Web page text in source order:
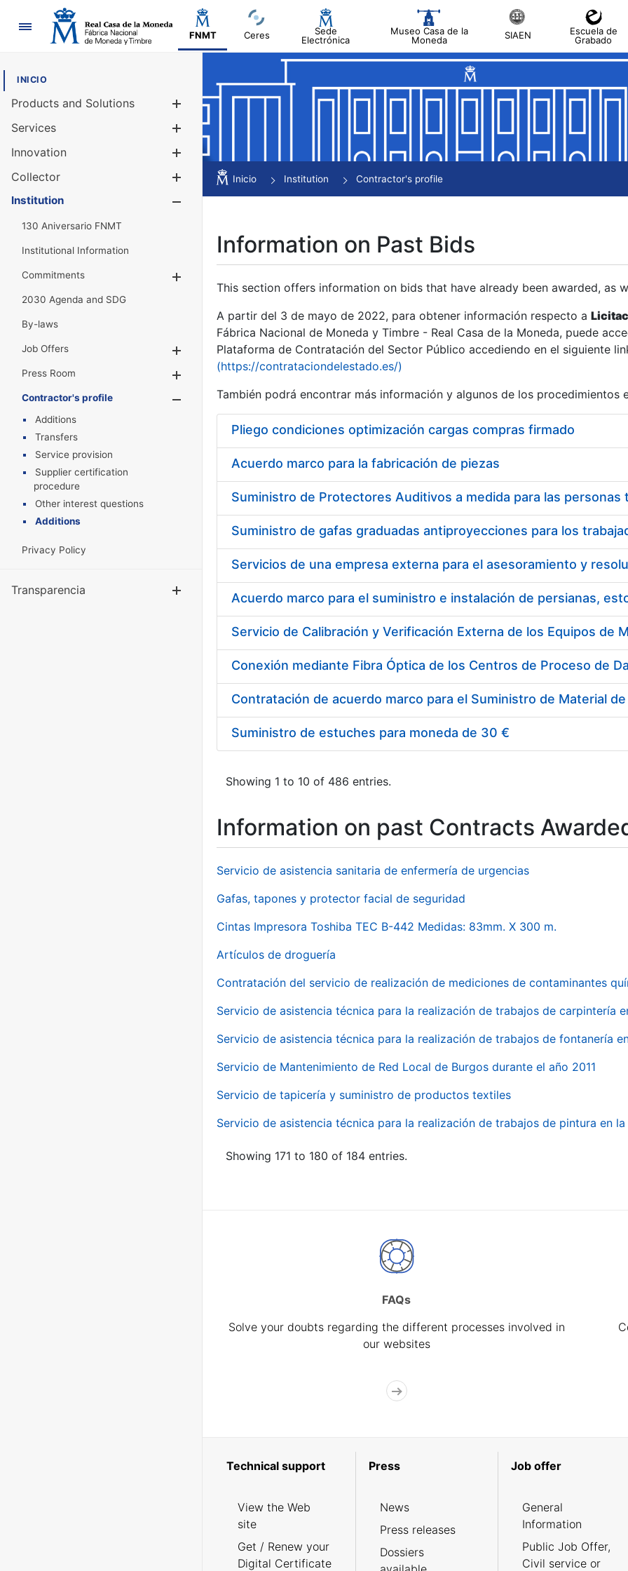
Navigation
FNMT Ceres
Sede
Electrónica
Museo Casa de la
Moneda
SIAEN
Escuela de
Grabado
INICIO
Products and Solutions
Services
Innovation
Collector
Show/Hide
Institution
130 Aniversario FNMT
Institutional Information
Commitments
2030 Agenda and SDG
By-laws
Job Offers
Show/Hide
Press Room
Show/Hide
Contractor's profile
Show/Hide
Additions
Transfers
Service provision
Supplier certification
procedure
Other interest questions
Additions
Privacy Policy
Transparencia Show/Hide
Inicio Institution Contractor's profile
Information on Past Bids
This section offers information on bids that have already been awarded, as
A partir del 3 de mayo de 2022, para obtener información respecto a
Fábrica Nacional de Moneda y Timbre - Real Casa de la Moneda, puede
Plataforma de Contratación del Sector Público accediendo en el siguiente
(https://contrataciondelestado.es/)
También podrá encontrar más información y algunos de los procedimientos
Pliego condiciones optimización cargas compras firmado
Acuerdo marco para la fabricación de piezas
Acuerdo marco para el suministro e instalación de persianas,
Suministro de estuches para moneda de 30 €
Showing 1 to 10 of 486 entries.
Information on past Contracts
Servicio de asistencia sanitaria de enfermería de urgencias
Gafas, tapones y protector facial de seguridad
Cintas Impresora Toshiba TEC B-442 Medidas: 83mm. X 300 m.
Artículos de droguería
Contratación del servicio de realización de mediciones de contaminantes
Servicio de asistencia técnica para la realización de trabajos de carpintería
Servicio de asistencia técnica para la realización de trabajos de fontanería
Servicio de Mantenimiento de Red Local de Burgos durante el año 2011
Servicio de tapicería y suministro de productos textiles
Servicio de asistencia técnica para la realización de trabajos de pintura en
Showing 171 to 180 of 184 entries.
FAQs
Solve your doubts regarding the different processes involved in
our websites
Technical support
View the Web
site
Get / Renew your
Digital Certificate
Press
News
Press releases
Dossiers
Job offer
General
Information
Public Job Offer,
Civil service or